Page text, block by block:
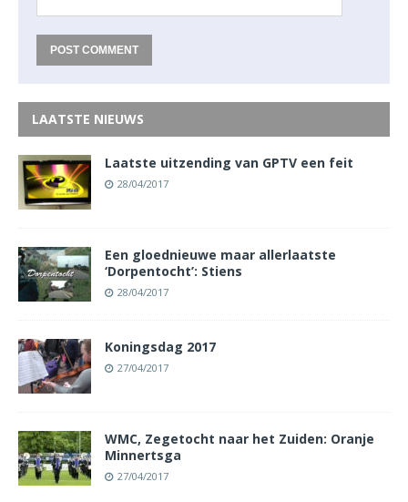
LAATSTE NIEUWS
Laatste uitzending van GPTV een feit
28/04/2017
Een gloednieuwe maar allerlaatste
‘Dorpentocht’: Stiens
28/04/2017
Koningsdag 2017
27/04/2017
WMC, Zegetocht naar het Zuiden: Oranje
Minnertsga
27/04/2017